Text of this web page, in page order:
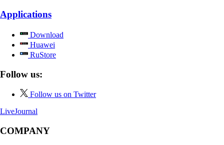
Applications
Download
Huawei
RuStore
Follow us:
Follow us on Twitter
LiveJournal
COMPANY